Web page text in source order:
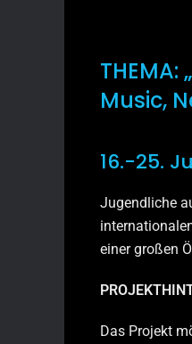
Music,
16.-25.
Jugendliche
einer großen
Das Projekt